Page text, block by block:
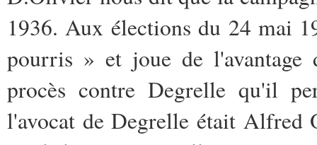
1936. Aux élections du 24 mai
pourris » et joue de l'avantage
procès contre Degrelle qu'il
l'avocat de Degrelle était